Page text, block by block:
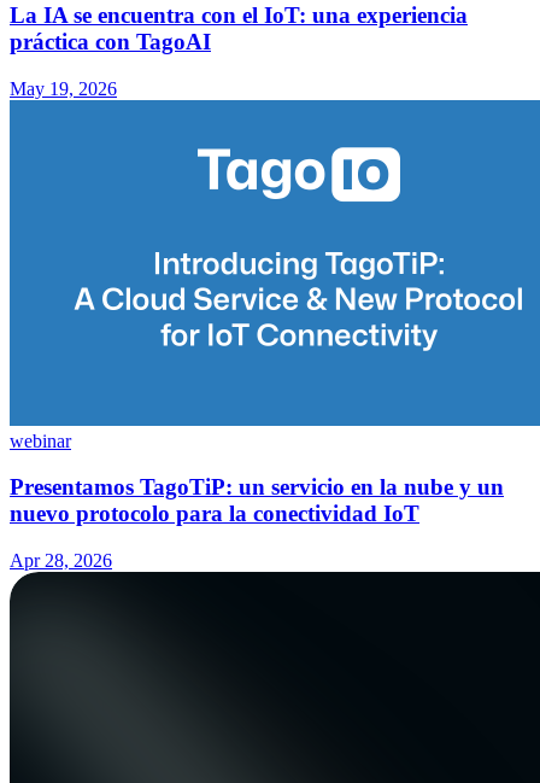
La IA se encuentra con el IoT: una experiencia
práctica con TagoAI
May 19, 2026
webinar
Presentamos TagoTiP: un servicio en la nube y un
nuevo protocolo para la conectividad IoT
Apr 28, 2026